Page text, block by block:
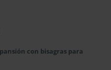
con bisagras para